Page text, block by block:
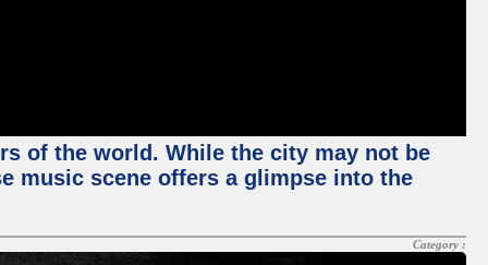
of the world. While the city may not be
music scene offers a glimpse into the
Category :